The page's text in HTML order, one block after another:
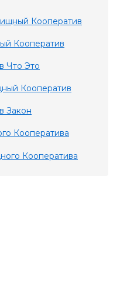
Кооператив
Кооператив
Что Это
Кооператив
Закон
Кооператива
Кооператива